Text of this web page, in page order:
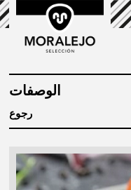
الوصفات
رجوع